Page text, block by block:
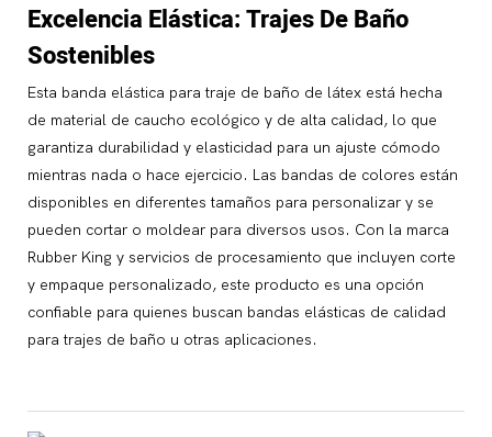
Excelencia Elástica: Trajes De Baño
Sostenibles
Esta banda elástica para traje de baño de látex está hecha
de material de caucho ecológico y de alta calidad, lo que
garantiza durabilidad y elasticidad para un ajuste cómodo
mientras nada o hace ejercicio. Las bandas de colores están
disponibles en diferentes tamaños para personalizar y se
pueden cortar o moldear para diversos usos. Con la marca
Rubber King y servicios de procesamiento que incluyen corte
y empaque personalizado, este producto es una opción
confiable para quienes buscan bandas elásticas de calidad
para trajes de baño u otras aplicaciones.